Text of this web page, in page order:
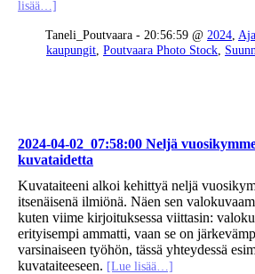
lisää…]
Taneli_Poutvaara - 20:56:59 @ 2024
kaupungit Poutvaara Photo Stock
2024-04-02_07:58:00 Neljä
kuvataidetta
Kuvataiteeni alkoi kehittyä neljä
itsenäisenä ilmiönä. Näen sen
kuten viime kirjoituksessa viittasin:
erityisempi ammatti, vaan se on
varsinaiseen työhön, tässä yhteydessä
kuvataiteeseen. [Lue lisää…]